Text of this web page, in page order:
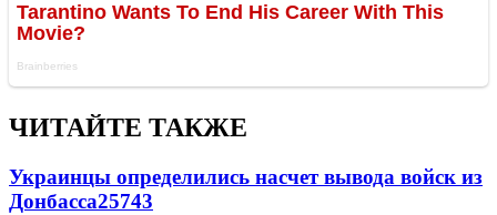
ЧИТАЙТЕ ТАКЖЕ
Украинцы определились насчет вывода войск из
Донбасса25743